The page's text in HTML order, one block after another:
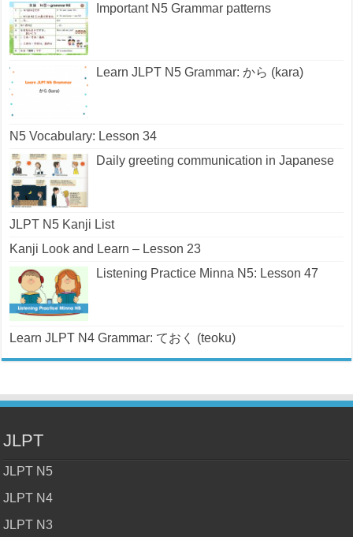
Important N5 Grammar patterns
Learn JLPT N5 Grammar: から (kara)
N5 Vocabulary: Lesson 34
Daily greeting communication in Japanese
JLPT N5 Kanji List
Kanji Look and Learn – Lesson 23
Listening Practice Minna N5: Lesson 47
Learn JLPT N4 Grammar: ておく (teoku)
JLPT
JLPT N5
JLPT N4
JLPT N3